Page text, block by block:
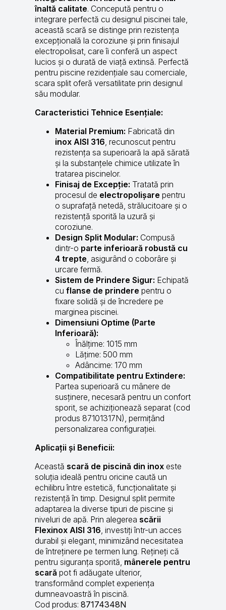
înaltă calitate. Concepută pentru o
integrare perfectă cu designul piscinei tale,
această scară se distinge prin rezistența
excepțională la coroziune și prin finisajul
electropolisat, care îi conferă un aspect
lucios și o durată de viață extinsă. Perfectă
pentru piscine rezidențiale sau comerciale,
scara split oferă versatilitate prin designul
său modular.
Caracteristici Tehnice Esențiale:
Material Premium: Fabricată din
inox AISI 316 , recunoscut pentru
rezistența sa superioară la apă sărată
și la substanțele chimice utilizate în
tratarea piscinelor.
Finisaj de Excepție: Tratată prin
procesul de electropolișare pentru
o suprafață netedă, strălucitoare și o
rezistență sporită la uzură și
coroziune.
Design Split Modular: Compusă
dintr-o parte inferioară robustă cu
4 trepte , asigurând o coborâre și
urcare fermă.
Sistem de Prindere Sigur: Echipată
cu flanse de prindere pentru o
fixare solidă și de încredere pe
marginea piscinei.
Dimensiuni Optime (Parte
Inferioară):
Înălțime: 1015 mm
Lățime: 500 mm
Adâncime: 170 mm
Compatibilitate pentru Extindere:
Partea superioară cu mânere de
susținere, necesară pentru un confort
sporit, se achiziționează separat (cod
produs 87101317N), permițând
personalizarea configurației.
Aplicații și Beneficii:
Această scară de piscină din inoxeste
soluția ideală pentru oricine caută un
echilibru între estetică, funcționalitate și
rezistență în timp. Designul split permite
adaptarea la diverse tipuri de piscine și
niveluri de apă. Prin alegerea scării
Flexinox AISI 316 , investiți într-un acces
durabil și elegant, minimizând necesitatea
de întreținere pe termen lung. Rețineți că
pentru siguranța sporită, mânerele pentru
scară pot fi adăugate ulterior,
transformând complet experiența
dumneavoastră în piscină.
Cod produs: 87174348N